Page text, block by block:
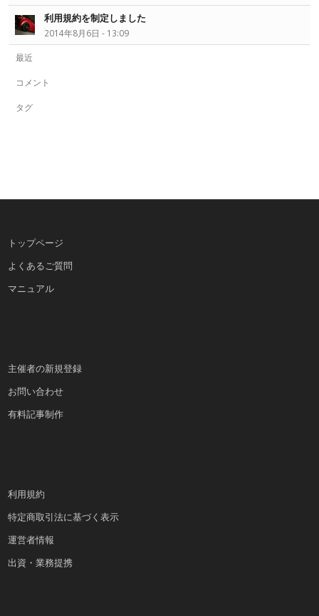
利用規約を制定しました
2014年8月6日 - 13:09
最近
コメント
タグ
トップページ
よくあるご質問
マニュアル
主催者の新規登録
お問い合わせ
有料記事制作
利用規約
特定商取引法に基づく表示
運営者情報
出資・業務提携